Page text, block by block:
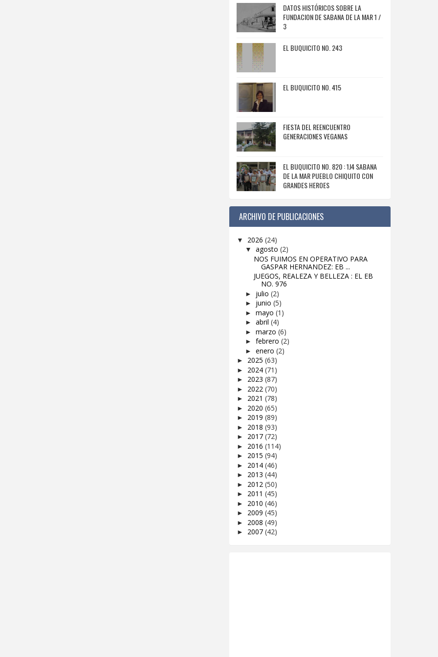
DATOS HISTÓRICOS SOBRE LA
FUNDACION DE SABANA DE LA MAR 1 /
3
EL BUQUICITO NO. 243
EL BUQUICITO NO. 415
FIESTA DEL REENCUENTRO
GENERACIONES VEGANAS
EL BUQUICITO NO. 820 : 1J4 SABANA
DE LA MAR PUEBLO CHIQUITO CON
GRANDES HEROES
ARCHIVO DE PUBLICACIONES
▼ 2026 (24)
▼ agosto (2)
NOS FUIMOS EN OPERATIVO PARA
GASPAR HERNANDEZ: EB ...
JUEGOS, REALEZA Y BELLEZA : EL EB
NO. 976
► julio (2)
► junio (5)
► mayo (1)
► abril (4)
► marzo (6)
► febrero (2)
► enero (2)
► 2025 (63)
► 2024 (71)
► 2023 (87)
► 2022 (70)
► 2021 (78)
► 2020 (65)
► 2019 (89)
► 2018 (93)
► 2017 (72)
► 2016 (114)
► 2015 (94)
► 2014 (46)
► 2013 (44)
► 2012 (50)
► 2011 (45)
► 2010 (46)
► 2009 (45)
► 2008 (49)
► 2007 (42)